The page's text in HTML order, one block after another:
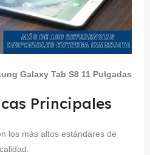
Galaxy Tab S8 11 Pulgadas
Principales
los más altos estándares de
calidad.